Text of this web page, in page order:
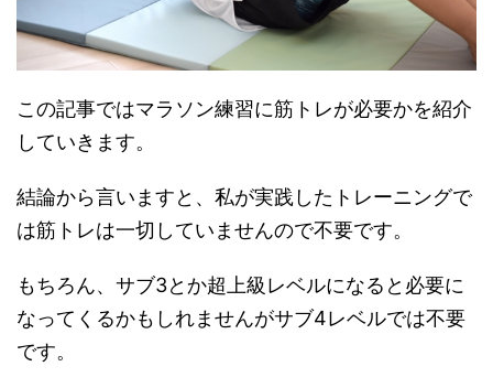
この記事ではマラソン練習に筋トレが必要かを紹介
していきます。
結論から言いますと、私が実践したトレーニングで
は筋トレは一切していませんので不要です。
もちろん、サブ3とか超上級レベルになると必要に
なってくるかもしれませんがサブ4レベルでは不要
です。